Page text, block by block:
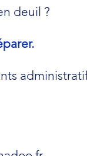
deuil ?